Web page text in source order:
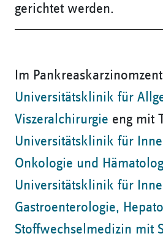
gerichtet werden.
Im
Universitätsklinik für
Viszeralchirurgie eng mit
Universitätsklinik für
Onkologie und
Universitätsklinik für
Gastroenterologie,
Stoffwechselmedizin mit